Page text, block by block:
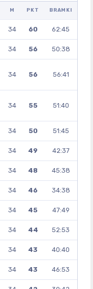
M PKT BRAMKI
34 60 62:45
34 56 50:38
34 56 56:41
34 55 51:40
34 50 51:45
34 49 42:37
34 48 45:38
34 46 34:38
34 45 47:49
34 44 52:53
34 43 40:40
34 43 46:53